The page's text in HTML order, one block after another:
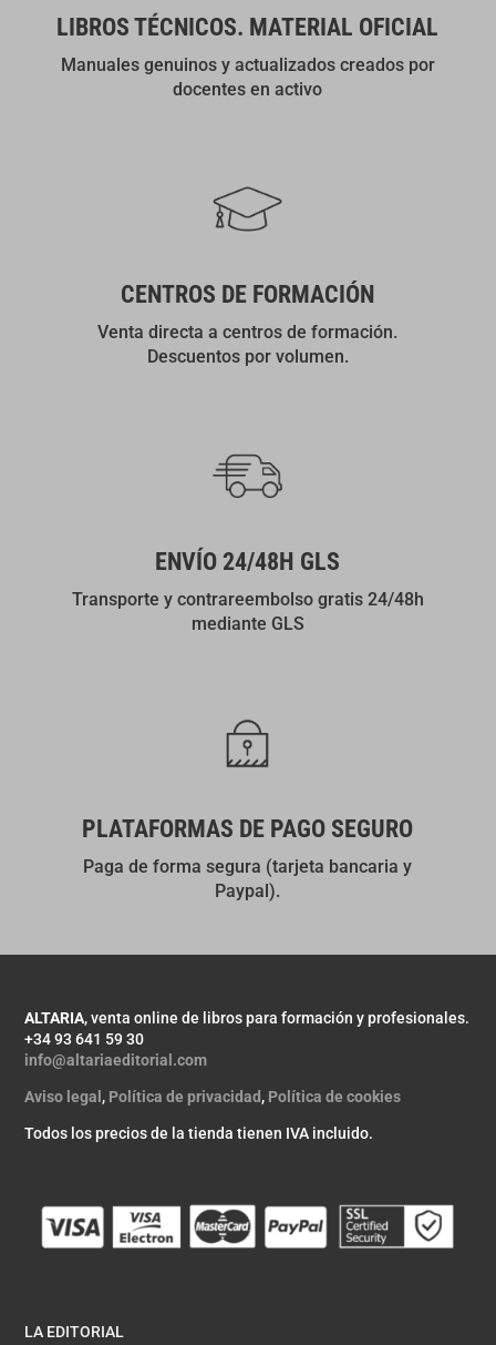
LIBROS TÉCNICOS. MATERIAL OFICIAL
Manuales genuinos y actualizados creados por
docentes en activo
CENTROS DE FORMACIÓN
Venta directa a centros de formación.
Descuentos por volumen.
ENVÍO 24/48H GLS
Transporte y contrareembolso gratis 24/48h
mediante GLS
PLATAFORMAS DE PAGO SEGURO
Paga de forma segura (tarjeta bancaria y
Paypal).
ALTARIA, venta online de libros para formación y profesionales.
+34 93 641 59 30
info@altariaeditorial.com
Aviso legal, Política de privacidad, Política de cookies
Todos los precios de la tienda tienen IVA incluido.
LA EDITORIAL